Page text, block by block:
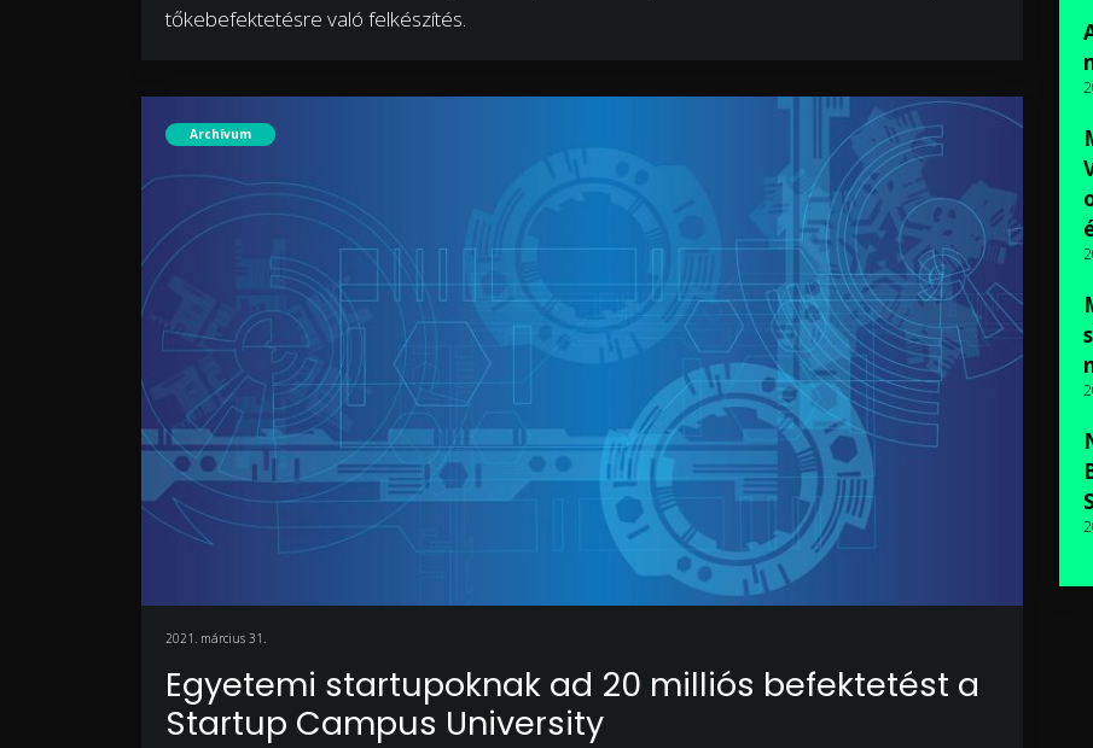
tőkebefektetésre való felkészítés.
Archívum
2021. március 31.
Egyetemi startupoknak ad 20 milliós befektetést a
Startup Campus University